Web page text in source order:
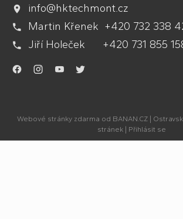
info@hktechmont.cz
Martin Křenek +420 732 338
Jiří Holeček +420 731 855
Webové stránky zdarma od BANAN.CZ|
stránek
Přihlásit se